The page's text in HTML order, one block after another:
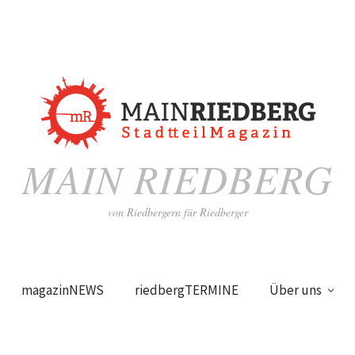
MAIN RIEDBERG
von Riedbergern für Riedberger
magazinNEWS riedbergTERMINE Über uns